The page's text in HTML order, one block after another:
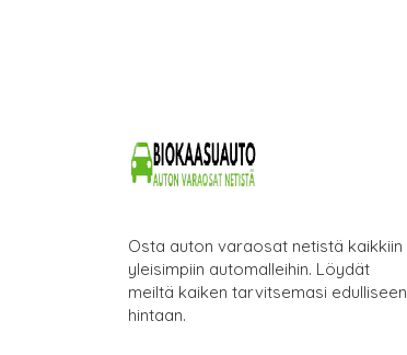
Osta auton varaosat netistä kaikkiin
yleisimpiin automalleihin. Löydät
meiltä kaiken tarvitsemasi edulliseen
hintaan.